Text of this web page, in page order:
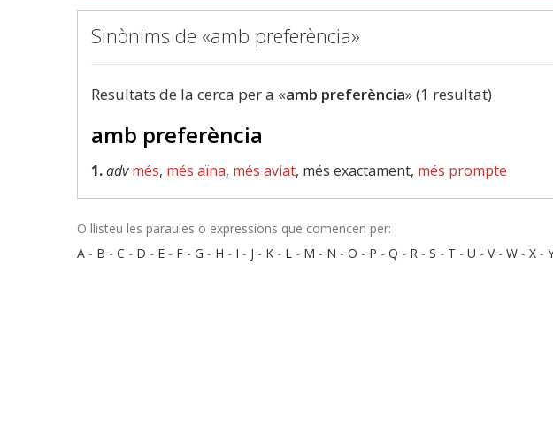
Sinònims de «amb preferència»
Resultats de la cerca per a «amb preferència» (1 resultat)
amb preferència
1.adv més, més aïna, més aviat, més exactament, més prompte
O llisteu les paraules o expressions que comencen per:
A - B - C - D - E - F - G - H - I - J - K - L - M - N - O - P - Q - R - S - T - U - V- W - X -